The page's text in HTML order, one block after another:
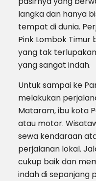
langka dan hanya
tempat di dunia.
Pink Lombok Timur
yang tak
yang sangat indah.
Untuk sampai ke
melakukan
Mataram, ibu kota
atau motor.
sewa kendaraan
perjalanan lokal.
cukup baik dan
indah di sepanjang